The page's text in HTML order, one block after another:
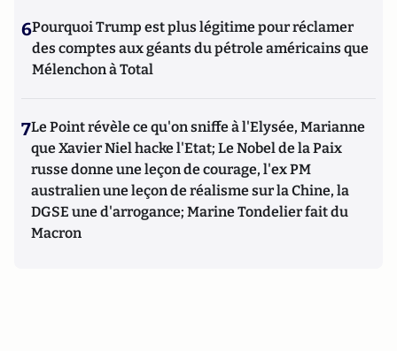
6Pourquoi Trump est plus légitime pour réclamer
des comptes aux géants du pétrole américains que
Mélenchon à Total
7Le Point révèle ce qu'on sniffe à l'Elysée, Marianne
que Xavier Niel hacke l'Etat; Le Nobel de la Paix
russe donne une leçon de courage, l'ex PM
australien une leçon de réalisme sur la Chine, la
DGSE une d'arrogance; Marine Tondelier fait du
Macron